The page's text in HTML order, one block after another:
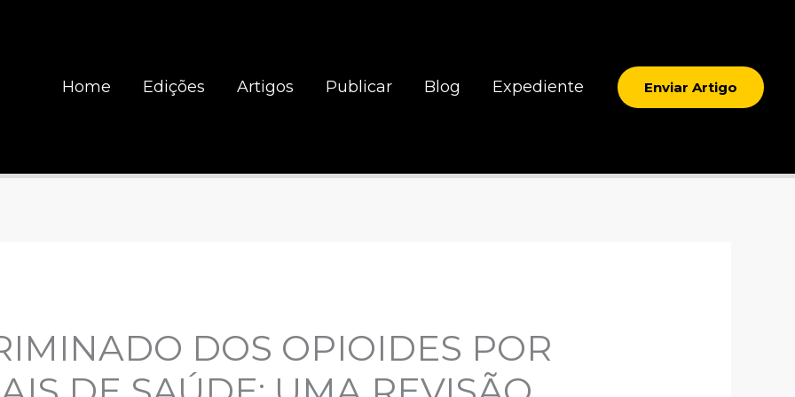
Home Edições Artigos Publicar Blog Expediente Enviar Artigo
DOS OPIOIDES POR